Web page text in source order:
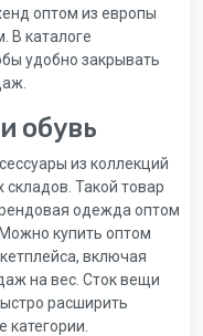
оптом из европы
В каталоге
удобно закрывать
обувь
из коллекций
складов. Такой товар
одежда оптом
купить оптом
включая
на вес. Сток вещи
расширить
категории.